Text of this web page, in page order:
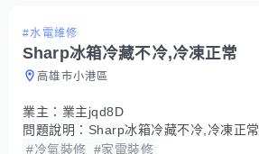
#水電維修
Sharp冰箱冷藏不冷,冷凍正常
高雄市小港區
業主： 業主jqd8D
問題說明： Sharp冰箱冷藏不冷,冷凍正常
#冷氣裝修 #家電裝修